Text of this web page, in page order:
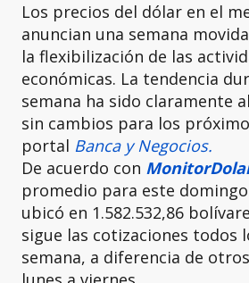
Los precios del dólar en el
anuncian una semana
la flexibilización de las
económicas. La tendencia
semana ha sido claramente
sin cambios para los
portal Banca y Negocios.
De acuerdo con
promedio para este
ubicó en 1.582.532,86
sigue las cotizaciones todos
semana, a diferencia de